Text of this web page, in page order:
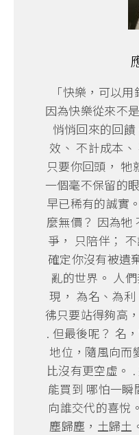
「快樂，可以
因為快樂從來不
悄悄回來的回
效、 不計成本、
只要你回頭， 牠
一個毫不保留的
早已稀有的誠實
麼無價？ 因為牠
爭， 只陪伴；
確定你沒有被遺
亂的世界。 人
現， 為名、為
彿只要站得夠高
. 但最後呢？ 名
地位，隨風向而
比沒有更空虛。
能買到 哪怕一瞬
向誰交代的喜悅
塵歸塵，土歸土